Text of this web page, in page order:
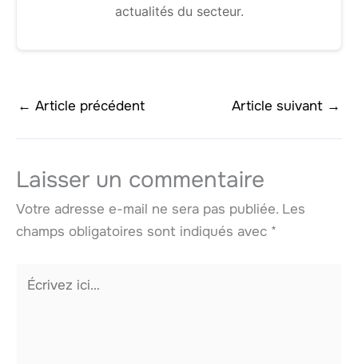
actualités du secteur.
← Article précédent Article suivant →
Laisser un commentaire
Votre adresse e-mail ne sera pas publiée. Les
champs obligatoires sont indiqués avec *
Écrivez